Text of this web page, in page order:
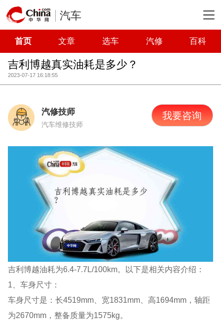
汽车
首页 文章 选车 汽修 百科
吉利博越真实油耗是多少？
2023-07-17 16:18:55
汽修技师
汽车维修技师
我要咨询
吉利博越油耗为6.4-7.7L/100km。以下是相关内容介绍：
1、车身尺寸：
车身尺寸是：长4519mm、宽1831mm、高1694mm，轴距
为2670mm，整备质量为1575kg。